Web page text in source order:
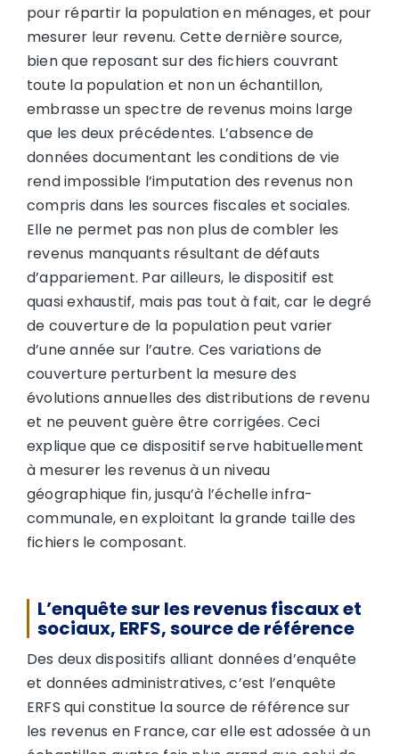
pour répartir la population en ménages, et pour
mesurer leur revenu. Cette dernière source,
bien que reposant sur des fichiers couvrant
toute la population et non un échantillon,
embrasse un spectre de revenus moins large
que les deux précédentes. L’absence de
données documentant les conditions de vie
rend impossible l’imputation des revenus non
compris dans les sources fiscales et sociales.
Elle ne permet pas non plus de combler les
revenus manquants résultant de défauts
d’appariement. Par ailleurs, le dispositif est
quasi exhaustif, mais pas tout à fait, car le degré
de couverture de la population peut varier
d’une année sur l’autre. Ces variations de
couverture perturbent la mesure des
évolutions annuelles des distributions de revenu
et ne peuvent guère être corrigées. Ceci
explique que ce dispositif serve habituellement
à mesurer les revenus à un niveau
géographique fin, jusqu’à l’échelle infra-
communale, en exploitant la grande taille des
fichiers le composant.
L’enquête sur les revenus fiscaux et
sociaux, ERFS, source de référence
Des deux dispositifs alliant données d’enquête
et données administratives, c’est l’enquête
ERFS qui constitue la source de référence sur
les revenus en France, car elle est adossée à un